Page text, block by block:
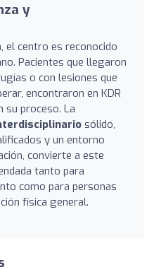
y
el centro es reconocido
Pacientes que llegaron
o con lesiones que
encontraron en KDR
su proceso. La
sólido,
y un entorno
convierte a este
tanto para
como para personas
física general.